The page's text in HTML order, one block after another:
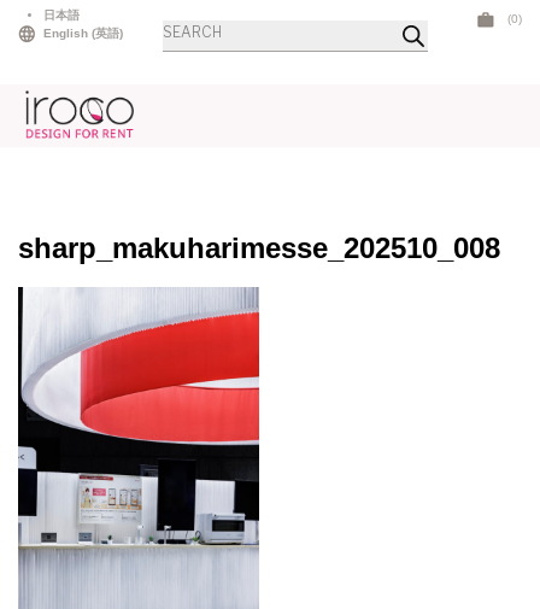
日本語
English (英語)
商
品
(0)
sharp_makuharimesse_202510_008